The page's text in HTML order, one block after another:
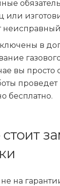
или
в
вы просто
проведет
бесплатно.
на